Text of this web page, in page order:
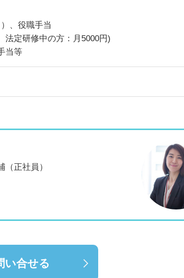
、役職手当
法定研修中の方：月5000円)
当等
正社員）
い合せる